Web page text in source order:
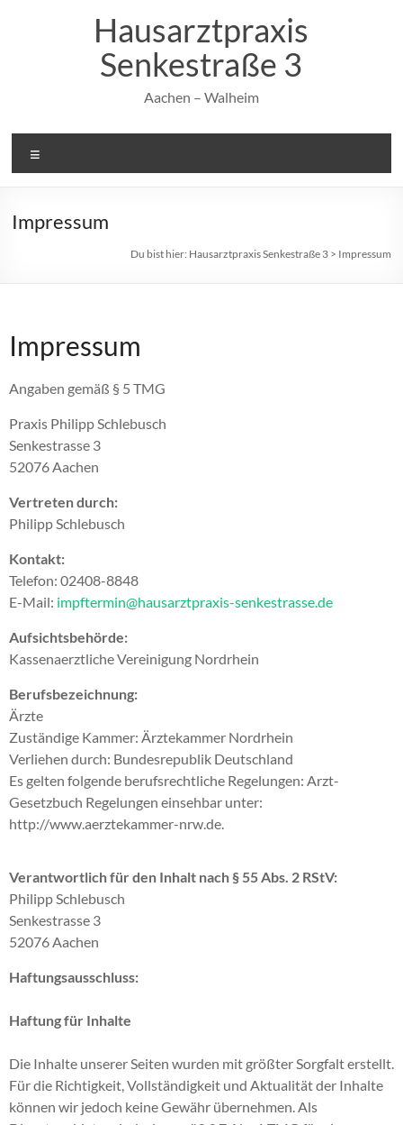
Hausarztpraxis
Senkestraße 3
Aachen – Walheim
Impressum
Du bist hier: Hausarztpraxis Senkestraße 3> Impressum
Impressum
Angaben gemäß § 5 TMG
Praxis Philipp Schlebusch
Senkestrasse 3
52076 Aachen
Vertreten durch:
Philipp Schlebusch
Kontakt:
Telefon: 02408-8848
E-Mail: impftermin@hausarztpraxis-senkestrasse.de
Aufsichtsbehörde:
Kassenaerztliche Vereinigung Nordrhein
Berufsbezeichnung:
Ärzte
Zuständige Kammer: Ärztekammer Nordrhein
Verliehen durch: Bundesrepublik Deutschland
Es gelten folgende berufsrechtliche Regelungen: Arzt-
Gesetzbuch Regelungen einsehbar unter:
http://www.aerztekammer-nrw.de.
Verantwortlich für den Inhalt nach § 55 Abs. 2 RStV:
Philipp Schlebusch
Senkestrasse 3
52076 Aachen
Haftungsausschluss:
Haftung für Inhalte
Die Inhalte unserer Seiten wurden mit größter Sorgfalt erstellt.
Für die Richtigkeit, Vollständigkeit und Aktualität der Inhalte
können wir jedoch keine Gewähr übernehmen. Als